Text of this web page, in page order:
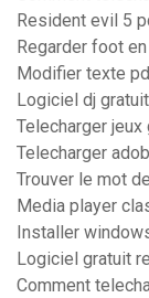
Resident evil 5
Regarder foot
Modifier texte
Logiciel dj
Telecharger
Telecharger
Trouver le mot
Installer
Logiciel gratuit
Comment